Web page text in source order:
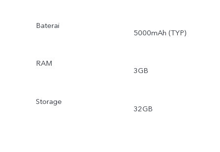
Baterai
5000mAh (TYP)
RAM
3GB
Storage
32GB